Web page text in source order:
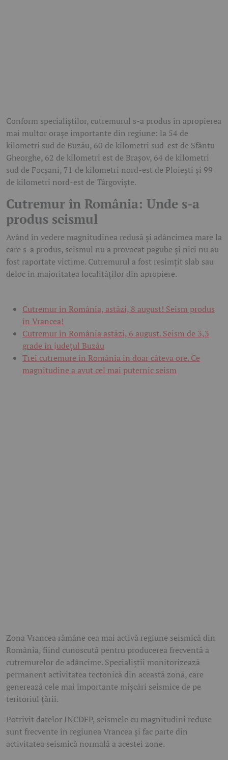
Conform specialiștilor, cutremurul s-a produs în apropierea
mai multor orașe importante din regiune: la 54 de
kilometri sud de Buzău, 60 de kilometri sud-est de Sfântu
Gheorghe, 62 de kilometri est de Brașov, 64 de kilometri
sud de Focșani, 71 de kilometri nord-est de Ploiești și 99
de kilometri nord-est de Târgoviște.
Cutremur în România: Unde s-a
produs seismul
Având în vedere magnitudinea redusă și adâncimea mare la
care s-a produs, seismul nu a provocat pagube și nici nu au
fost raportate victime. Cutremurul a fost resimțit slab sau
deloc în majoritatea localităților din apropiere.
Cutremur în România, astăzi, 8 august! Seism produs
în Vrancea!
Cutremur în România astăzi, 6 august. Seism de 3,3
grade în județul Buzău
Trei cutremure în România în doar câteva ore. Ce
magnitudine a avut cel mai puternic seism
Zona Vrancea rămâne cea mai activă regiune seismică din
România, fiind cunoscută pentru producerea frecventă a
cutremurelor de adâncime. Specialiștii monitorizează
permanent activitatea tectonică din această zonă, care
generează cele mai importante mișcări seismice de pe
teritoriul țării.
Potrivit datelor INCDFP, seismele cu magnitudini reduse
sunt frecvente în regiunea Vrancea și fac parte din
activitatea seismică normală a acestei zone.